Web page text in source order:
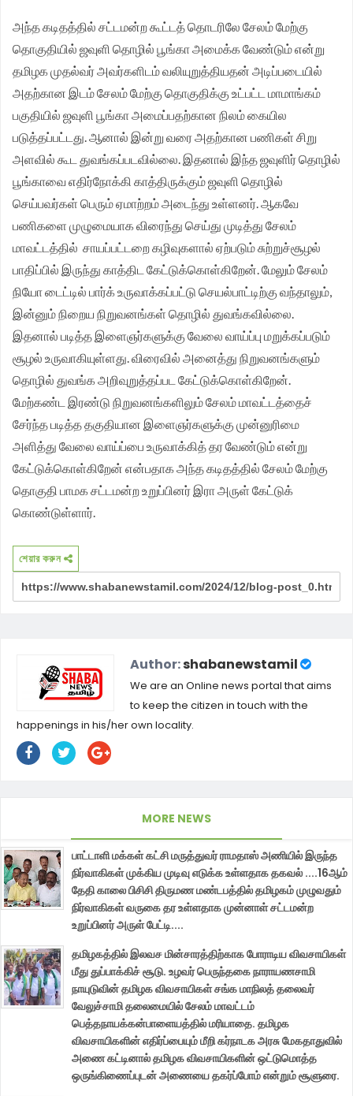
அந்த கடிதத்தில் சட்டமன்ற கூட்டத் தொடரிலே சேலம் மேற்கு
தொகுதியில் ஜவுளி தொழில் பூங்கா அமைக்க வேண்டும் என்று
தமிழக முதல்வர் அவர்களிடம் வலியுறுத்தியதன் அடிப்படையில்
அதற்கான இடம் சேலம் மேற்கு தொகுதிக்கு உட்பட்ட மாமாங்கம்
பகுதியில் ஜவுளி பூங்கா அமைப்பதற்கான நிலம் கையில
படுத்தப்பட்டது. ஆனால் இன்று வரை அதற்கான பணிகள் சிறு
அளவில் கூட துவங்கப்படவில்லை. இதனால் இந்த ஜவுளிர் தொழில்
பூங்காவை எதிர்நோக்கி காத்திருக்கும் ஜவுளி தொழில்
செய்பவர்கள் பெரும் ஏமாற்றம் அடைந்து உள்ளனர். ஆகவே
பணிகளை முழுமையாக விரைந்து செய்து முடித்து சேலம்
மாவட்டத்தில் சாயப்பட்டறை கழிவுகளால் ஏற்படும் சுற்றுச்சூழல்
பாதிப்பில் இருந்து காத்திட கேட்டுக்கொள்கிறேன். மேலும் சேலம்
நியோ டைட்டில் பார்க் உருவாக்கப்பட்டு செயல்பாட்டிற்கு வந்தாலும்,
இன்னும் நிறைய நிறுவனங்கள் தொழில் துவங்கவில்லை.
இதனால் படித்த இளைஞர்களுக்கு வேலை வாய்ப்பு மறுக்கப்படும்
சூழல் உருவாகியுள்ளது. விரைவில் அனைத்து நிறுவனங்களும்
தொழில் துவங்க அறிவுறுத்தப்பட கேட்டுக்கொள்கிறேன்.
மேற்கண்ட இரண்டு நிறுவனங்களிலும் சேலம் மாவட்டத்தைச்
சேர்ந்த படித்த தகுதியான இளைஞர்களுக்கு முன்னுரிமை
அளித்து வேலை வாய்ப்பை உருவாக்கித் தர வேண்டும் என்று
கேட்டுக்கொள்கிறேன் என்பதாக அந்த கடிதத்தில் சேலம் மேற்கு
தொகுதி பாமக சட்டமன்ற உறுப்பினர் இரா அருள் கேட்டுக்
கொண்டுள்ளார்.
শেয়ার করুন
Author:shabanewstamil
We are an Online news portal that aims
to keep the citizen in touch with the
happenings in his/her own locality.
MORE NEWS
பாட்டாளி மக்கள் கட்சி மருத்துவர் ராமதாஸ் அணியில் இருந்த
நிர்வாகிகள் முக்கிய முடிவு எடுக்க உள்ளதாக தகவல் ....16ஆம்
தேதி காலை பிசிசி திருமண மண்டபத்தில் தமிழகம் முழுவதும்
நிர்வாகிகள் வருகை தர உள்ளதாக முன்னாள் சட்டமன்ற
உறுப்பினர் அருள் பேட்டி....
தமிழகத்தில் இலவச மின்சாரத்திற்காக போராடிய விவசாயிகள்
மீது துப்பாக்கிச் சூடு. உழவர் பெருந்தகை நாராயணசாமி
நாயுடுவின் தமிழக விவசாயிகள் சங்க மாநிலத் தலைவர்
வேலுச்சாமி தலைமையில் சேலம் மாவட்டம்
பெத்தநாயக்கன்பாளையத்தில் மரியாதை. தமிழக
விவசாயிகளின் எதிர்ப்பையும் மீறி கர்நாடக அரசு மேகதாதுவில்
அணை கட்டினால் தமிழக விவசாயிகளின் ஒட்டுமொத்த
ஒருங்கிணைப்புடன் அணையை தகர்ப்போம் என்றும் சூளுரை.